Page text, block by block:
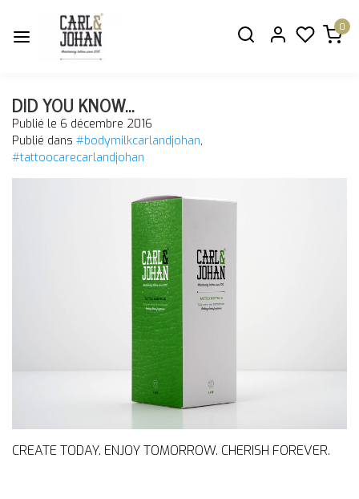
0
DID YOU KNOW...
Publié le 6 décembre 2016
Publié dans #bodymilkcarlandjohan,
#tattoocarecarlandjohan
CREATE TODAY. ENJOY TOMORROW. CHERISH FOREVER.